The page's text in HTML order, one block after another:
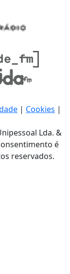
| Cookies |
Lda. &
é
reservados.